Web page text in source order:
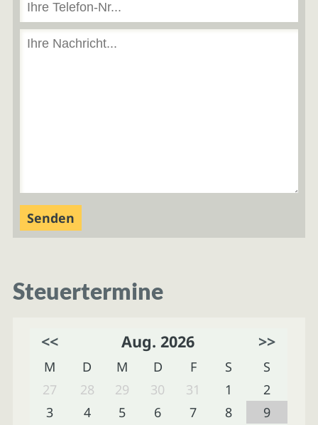
Steuertermine
<< Aug. 2026 >>
M D M D F S
S
27
28 29 30 31 1
2
3
4 5 6 7 8
9